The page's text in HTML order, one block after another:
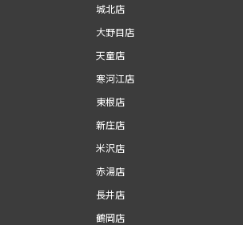
城北店
大野目店
天童店
寒河江店
東根店
新庄店
米沢店
赤湯店
長井店
鶴岡店